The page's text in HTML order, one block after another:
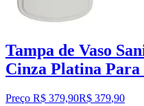
Tampa de Vaso
Cinza Platina
Preço R$ 379,90R$ 379,90